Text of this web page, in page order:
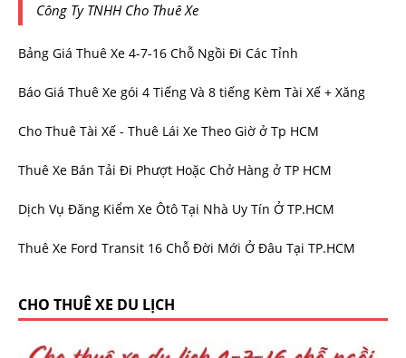
Công Ty TNHH Cho Thuê Xe
Bảng Giá Thuê Xe 4-7-16 Chỗ Ngồi Đi Các Tỉnh
Báo Giá Thuê Xe gói 4 Tiếng Và 8 tiếng Kèm Tài Xế + Xăng
Cho Thuê Tài Xế - Thuê Lái Xe Theo Giờ ở Tp HCM
Thuê Xe Bán Tải Đi Phượt Hoặc Chở Hàng ở TP HCM
Dịch Vụ Đăng Kiểm Xe Ôtô Tại Nhà Uy Tín Ở TP.HCM
Thuê Xe Ford Transit 16 Chỗ Đời Mới Ở Đâu Tại TP.HCM
CHO THUÊ XE DU LỊCH